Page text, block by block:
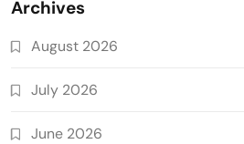
Archives
August 2026
July 2026
June 2026